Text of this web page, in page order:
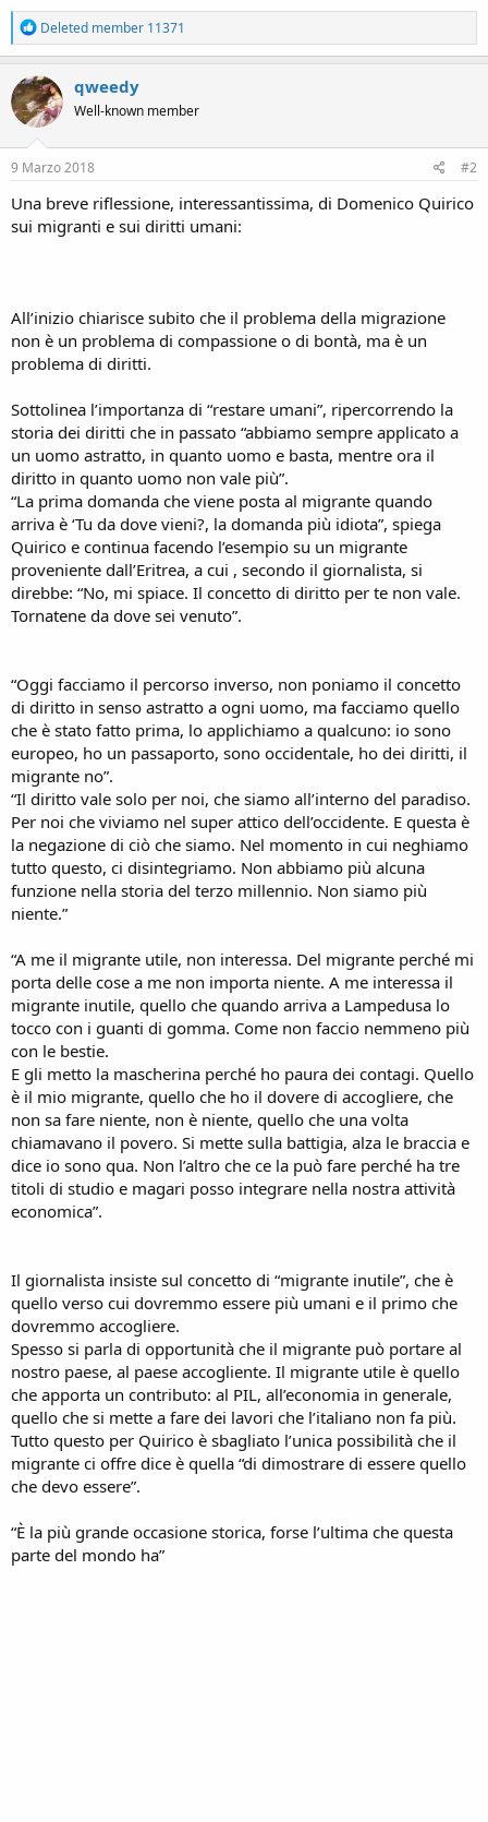
R
e
a
c
t
i
o
n
s
Deleted member 11371
qweedy
Well-known member
9 Marzo 2018 #2
Una breve riflessione, interessantissima, di Domenico Quirico
sui migranti e sui diritti umani:
All’inizio chiarisce subito che il problema della migrazione
non è un problema di compassione o di bontà, ma è un
problema di diritti.
Sottolinea l’importanza di “restare umani”, ripercorrendo la
storia dei diritti che in passato “abbiamo sempre applicato a
un uomo astratto, in quanto uomo e basta, mentre ora il
diritto in quanto uomo non vale più”.
“La prima domanda che viene posta al migrante quando
arriva è ‘Tu da dove vieni?, la domanda più idiota”, spiega
Quirico e continua facendo l’esempio su un migrante
proveniente dall’Eritrea, a cui , secondo il giornalista, si
direbbe: “No, mi spiace. Il concetto di diritto per te non vale.
Tornatene da dove sei venuto”.
“Oggi facciamo il percorso inverso, non poniamo il concetto
di diritto in senso astratto a ogni uomo, ma facciamo quello
che è stato fatto prima, lo applichiamo a qualcuno: io sono
europeo, ho un passaporto, sono occidentale, ho dei diritti, il
migrante no”.
“Il diritto vale solo per noi, che siamo all’interno del paradiso.
Per noi che viviamo nel super attico dell’occidente. E questa è
la negazione di ciò che siamo. Nel momento in cui neghiamo
tutto questo, ci disintegriamo. Non abbiamo più alcuna
funzione nella storia del terzo millennio. Non siamo più
niente.”
“A me il migrante utile, non interessa. Del migrante perché mi
porta delle cose a me non importa niente. A me interessa il
migrante inutile, quello che quando arriva a Lampedusa lo
tocco con i guanti di gomma. Come non faccio nemmeno più
con le bestie.
E gli metto la mascherina perché ho paura dei contagi. Quello
è il mio migrante, quello che ho il dovere di accogliere, che
non sa fare niente, non è niente, quello che una volta
chiamavano il povero. Si mette sulla battigia, alza le braccia e
dice io sono qua. Non l’altro che ce la può fare perché ha tre
titoli di studio e magari posso integrare nella nostra attività
economica”.
Il giornalista insiste sul concetto di “migrante inutile”, che è
quello verso cui dovremmo essere più umani e il primo che
dovremmo accogliere.
Spesso si parla di opportunità che il migrante può portare al
nostro paese, al paese accogliente. Il migrante utile è quello
che apporta un contributo: al PIL, all’economia in generale,
quello che si mette a fare dei lavori che l’italiano non fa più.
Tutto questo per Quirico è sbagliato l’unica possibilità che il
migrante ci offre dice è quella “di dimostrare di essere quello
che devo essere”.
“È la più grande occasione storica, forse l’ultima che questa
parte del mondo ha”